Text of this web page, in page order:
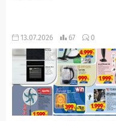
13.07.2026 67 0